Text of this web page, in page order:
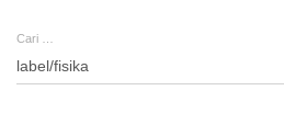
Cari
untuk:
Cari …